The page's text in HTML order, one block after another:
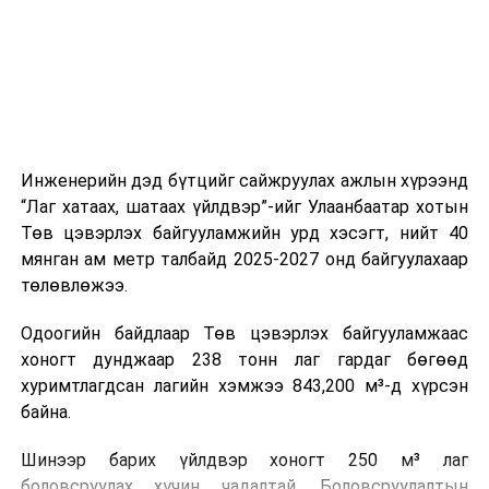
өдөр тутмын ажлын бэлэн байдлыг хангах зэрэг
практик ур чадварыг сургалтын хөтөлбөрт тусгажээ.
Сургалтыг танилцуулах лекц, асуулт-хариулт,
жишээнд суурилсан сургалт, багаар ажиллах дасгал,
танилцах, онцгой нөхцөлд ажиллах дадлага зэрэг
онол, практик хосолсон хэлбэрээр зохион байгуулж
байна.
зохион байгуулах Үндэсний хорооны Ажлын алба,
Инженерийн дэд бүтцийг сайжруулах ажлын хүрээнд
“Лаг хатаах, шатаах үйлдвэр”-ийг Улаанбаатар хотын
Төв цэвэрлэх байгууламжийн урд хэсэгт, нийт 40
мянган ам метр талбайд 2025-2027 онд байгуулахаар
төлөвлөжээ.
Одоогийн байдлаар Төв цэвэрлэх байгууламжаас
хоногт дунджаар 238 тонн лаг гардаг бөгөөд
хуримтлагдсан лагийн хэмжээ 843,200 м³-д хүрсэн
байна.
Шинээр барих үйлдвэр хоногт 250 м³ лаг